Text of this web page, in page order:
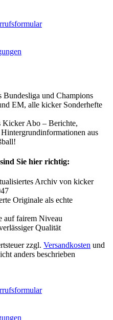
Bundesliga und Champions
EM, alle kicker Sonderhefte
Kicker Abo – Berichte,
aus
Sie hier richtig:
Archiv von kicker
Originale als echte
auf fairem Niveau
Qualität
zzgl. Versandkosten und
anders beschrieben